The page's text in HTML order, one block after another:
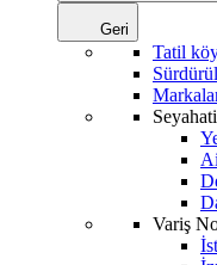
Geri
Tatil
Variş